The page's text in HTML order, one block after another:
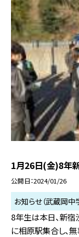
1月26日(金)8年
公開日 2024/01/26
お知らせ（武蔵岡中
8年生は本日、新
に相原駅集合し、